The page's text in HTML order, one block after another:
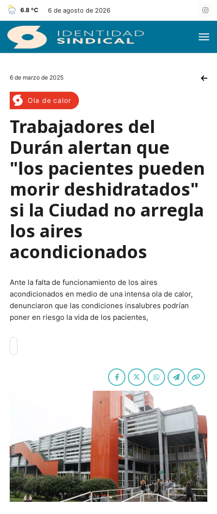
6.8 ºC 6 de agosto de 2026
6 de marzo de 2025
Ola de calor
Trabajadores del
Durán alertan que
"los pacientes pueden
morir deshidratados"
si la Ciudad no arregla
los aires
acondicionados
Ante la falta de funcionamiento de los aires
acondicionados en medio de una intensa ola de calor,
denunciaron que las condiciones insalubres podrían
poner en riesgo la vida de los pacientes,